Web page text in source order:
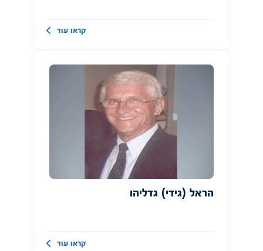
קראו עוד
הראל (גידי) גדליהו
קראו עוד